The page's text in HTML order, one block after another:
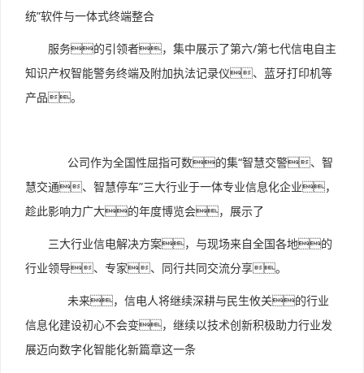
统”软件与一体式终端整合
服务的引领者，集中展示了第六/第七代信电自主
知识产权智能警务终端及附加执法记录仪、蓝牙打印机等
产品。
公司作为全国性屈指可数的集“智慧交警、智
慧交通、智慧停车”三大行业于一体专业信息化企业，
趁此影响力广大的年度博览会，展示了
三大行业信电解决方案，与现场来自全国各地的
行业领导、专家、同行共同交流分享。
未来，信电人将继续深耕与民生攸关的行业
信息化建设初心不会变，继续以技术创新积极助力行业发
展迈向数字化智能化新篇章这一条